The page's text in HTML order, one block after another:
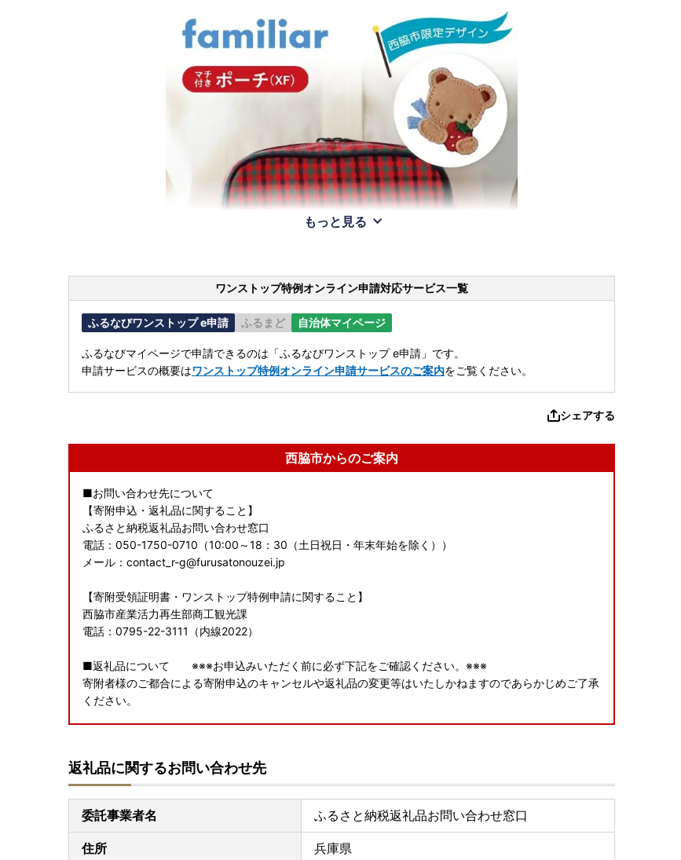
もっと見る
ワンストップ特例オンライン申請対応サービス一覧
ふるなびワンストップ e申請 ふるまど 自治体マイページ
ふるなびマイページで申請できるのは「ふるなびワンストップ e申請」です。
申請サービスの概要はワンストップ特例オンライン申請サービスのご案内をご覧ください。
シェアする
西脇市からのご案内
■お問い合わせ先について
【寄附申込・返礼品に関すること】
ふるさと納税返礼品お問い合わせ窓口
電話：050-1750-0710（10:00～18：30（土日祝日・年末年始を除く））
メール：contact_r-g@furusatonouzei.jp
【寄附受領証明書・ワンストップ特例申請に関すること】
西脇市産業活力再生部商工観光課
電話：0795-22-3111（内線2022）
■返礼品について ※※※お申込みいただく前に必ず下記をご確認ください。※※※
寄附者様のご都合による寄附申込のキャンセルや返礼品の変更等はいたしかねますのであらかじめご了承
ください。
よっては、配送日の指定をできかねる場合がございます。返礼品詳細ページをよくご確認の上、お申し込
みください。
寄附者様のご都合により返礼品が発送元事業者へ返品された場合は再送いたしかねますので、お早めにお
受け取りいただきますようお願いいたします。
返礼品に関するお問い合わせ先
委託事業者名 ふるさと納税返礼品お問い合わせ窓口
住所 兵庫県